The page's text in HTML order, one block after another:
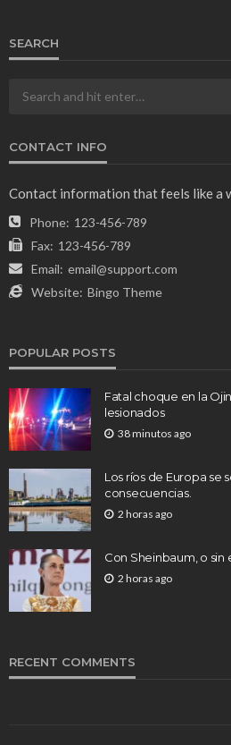
SEARCH
CONTACT INFO
Contact information that feels like a
Phone: 123-456-789
Fax: 123-456-789
Email: email@support.com
Website: Bingo Theme
POPULAR POSTS
Fatal choque en la
lesionados
38 minutos ago
Los ríos de Europa se
consecuencias.
2 horas ago
Con Sheinbaum, o sin
2 horas ago
RECENT COMMENTS